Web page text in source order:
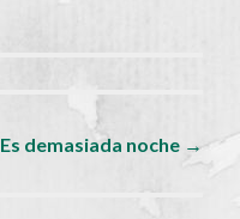
Es demasiada noche →